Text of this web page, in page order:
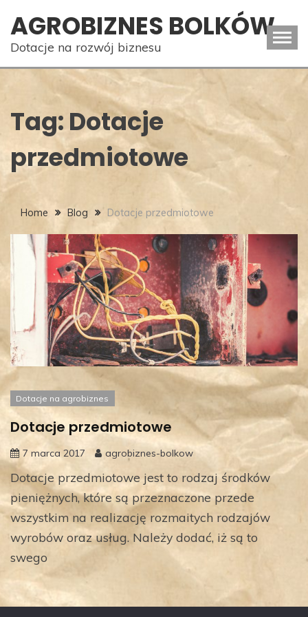
content
AGROBIZNES BOLKÓW
Dotacje na rozwój biznesu
Tag: Dotacje
przedmiotowe
Home Blog Dotacje przedmiotowe
Dotacje na agrobiznes
Dotacje przedmiotowe
7 marca 2017 agrobiznes-bolkow
Dotacje przedmiotowe jest to rodzaj środków
pieniężnych, które są przeznaczone przede
wszystkim na realizację rozmaitych rodzajów
wyrobów oraz usług. Należy dodać, iż są to
swego